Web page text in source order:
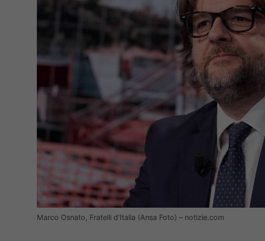
Marco Osnato, Fratelli d’Italia (Ansa Foto) – notizie.com